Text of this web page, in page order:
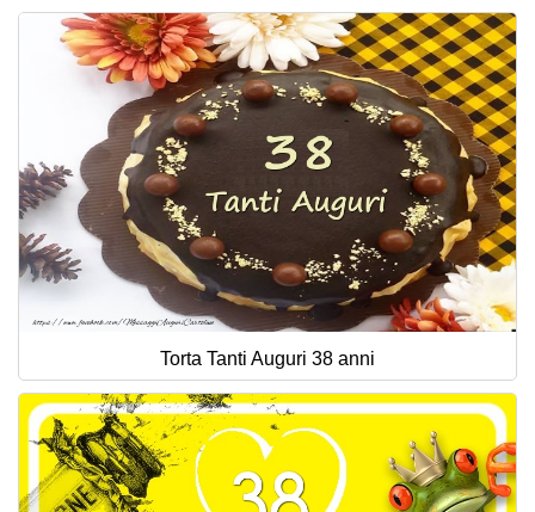
Torta Tanti Auguri 38 anni